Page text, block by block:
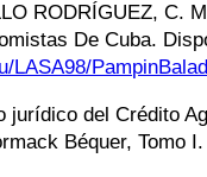
RODRÍGUEZ, C.
De Cuba.
LASA98/
jurídico del Crédito
Béquer, Tomo